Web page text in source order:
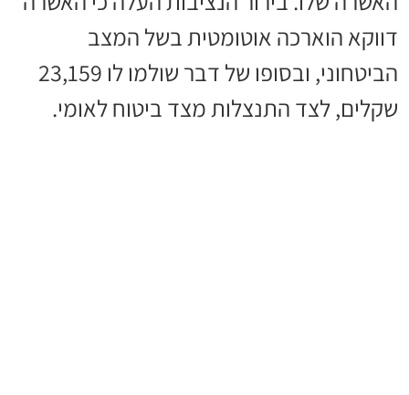
דווקא הוארכה אוטומטית בשל המצב
הביטחוני, ובסופו של דבר שולמו לו 23,159
שקלים, לצד התנצלות מצד ביטוח לאומי.